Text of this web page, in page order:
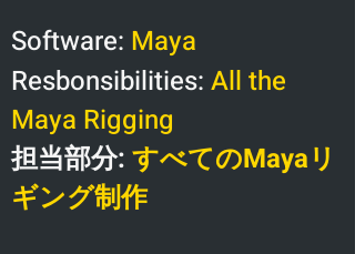
Software: Maya
Resbonsibilities: All the
Maya Rigging
担当部分: すべてのMayaリ
ギング制作